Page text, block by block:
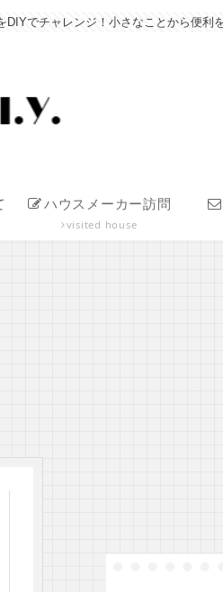
でチャレンジ！小さなことから便利
ハウスメーカー訪問
visited house